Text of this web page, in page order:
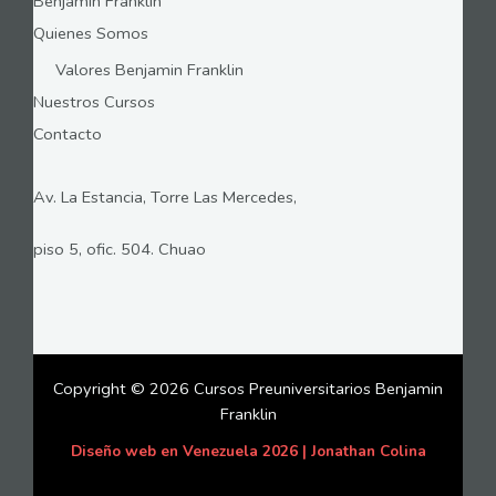
Quienes Somos
Valores Benjamin Franklin
Nuestros Cursos
Contacto
Av. La Estancia, Torre Las Mercedes,
piso 5, ofic. 504. Chuao
Copyright © 2026 Cursos Preuniversitarios Benjamin
Franklin
Diseño web en Venezuela 2026 | Jonathan Colina